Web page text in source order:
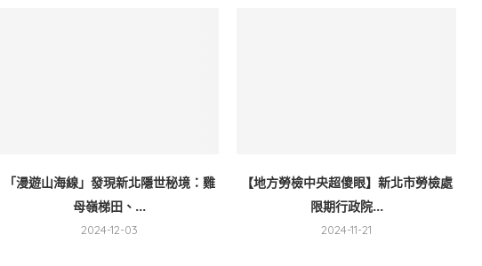
「漫遊山海線」發現新北隱世秘境：雞
母嶺梯田、...
2024-12-03
【地方勞檢中央超傻眼】新北市勞檢處
限期行政院...
2024-11-21